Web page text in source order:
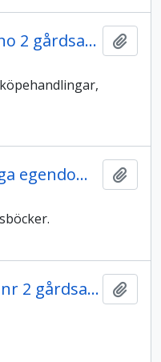
Delsbo socken: Hagen no 2 gårdsarkiv
Delsbo socken: Krusänga egendoms arkiv
Delsbo socken: Oppsjö nr 2 gårdsarkiv